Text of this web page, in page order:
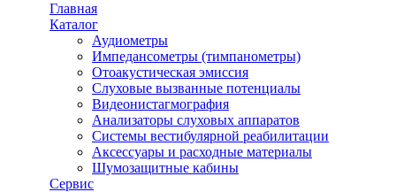
Главная
Каталог
Аудиометры
Импедансометры (тимпанометры)
Отоакустическая эмиссия
Cлуховые вызванные потенциалы
Видеонистагмография
Анализаторы слуховых аппаратов
Системы вестибулярной реабилитации
Аксессуары и расходные материалы
Шумозащитные кабины
Сервис